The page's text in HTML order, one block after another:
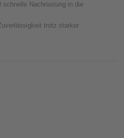
Nachrüstung in die
trotz starker